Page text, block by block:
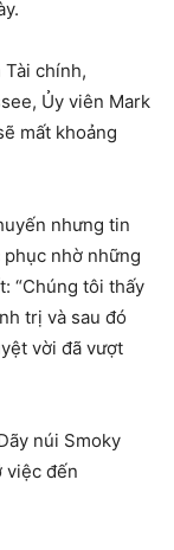
chính,
Ủy viên Mark
mất khoảng
nhưng tin
nhờ những
“Chúng tôi thấy
trị và sau đó
vời đã vượt
núi Smoky
việc đến